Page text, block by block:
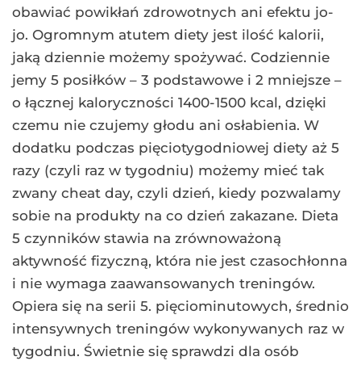
obawiać powikłań zdrowotnych ani efektu jo-
jo. Ogromnym atutem diety jest ilość kalorii,
jaką dziennie możemy spożywać. Codziennie
jemy 5 posiłków – 3 podstawowe i 2 mniejsze –
o łącznej kaloryczności 1400-1500 kcal, dzięki
czemu nie czujemy głodu ani osłabienia. W
dodatku podczas pięciotygodniowej diety aż 5
razy (czyli raz w tygodniu) możemy mieć tak
zwany cheat day, czyli dzień, kiedy pozwalamy
sobie na produkty na co dzień zakazane. Dieta
5 czynników stawia na zrównoważoną
aktywność fizyczną, która nie jest czasochłonna
i nie wymaga zaawansowanych treningów.
Opiera się na serii 5. pięciominutowych, średnio
intensywnych treningów wykonywanych raz w
tygodniu. Świetnie się sprawdzi dla osób